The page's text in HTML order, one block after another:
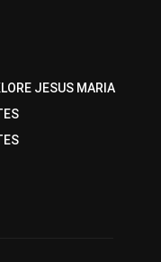
JESUS MARIA